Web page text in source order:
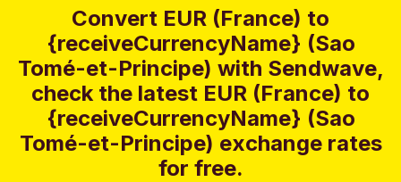
Convert EUR (France) to
{receiveCurrencyName} (Sao
Tomé-et-Principe) with Sendwave,
check the latest EUR (France) to
{receiveCurrencyName} (Sao
Tomé-et-Principe) exchange rates
for free.